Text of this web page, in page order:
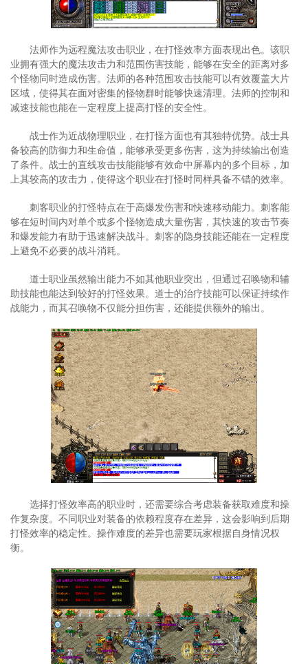
法师作为远程魔法攻击职业，在打怪效率方面表现出色。该职
业拥有强大的魔法攻击力和范围伤害技能，能够在安全的距离对多
个怪物同时造成伤害。法师的各种范围攻击技能可以有效覆盖大片
区域，使得其在面对密集的怪物群时能够快速清理。法师的控制和
减速技能也能在一定程度上提高打怪的安全性。
战士作为近战物理职业，在打怪方面也有其独特优势。战士具
备较高的防御力和生命值，能够承受更多伤害，这为持续输出创造
了条件。战士的直线攻击技能能够有效命中屏幕内的多个目标，加
上其较高的攻击力，使得这个职业在打怪时同样具备不错的效率。
刺客职业的打怪特点在于高爆发伤害和快速移动能力。刺客能
够在短时间内对单个或多个怪物造成大量伤害，其快速的攻击节奏
和爆发能力有助于迅速解决战斗。刺客的隐身技能还能在一定程度
上避免不必要的战斗消耗。
道士职业虽然输出能力不如其他职业突出，但通过召唤物和辅
助技能也能达到较好的打怪效果。道士的治疗技能可以保证持续作
战能力，而其召唤物不仅能分担伤害，还能提供额外的输出。
选择打怪效率高的职业时，还需要综合考虑装备获取难度和操
作复杂度。不同职业对装备的依赖程度存在差异，这会影响到后期
打怪效率的稳定性。操作难度的差异也需要玩家根据自身情况权
衡。